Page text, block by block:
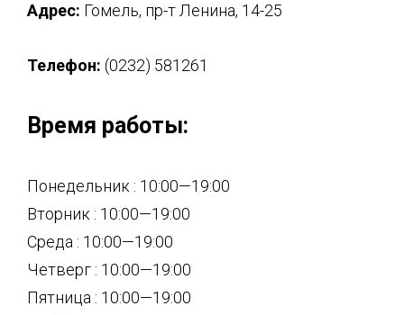
Адрес: Гомель, пр-т Ленина, 14-25
Телефон: (0232) 581261
Время работы:
Понедельник : 10:00—19:00
Вторник : 10:00—19:00
Среда : 10:00—19:00
Четверг : 10:00—19:00
Пятница : 10:00—19:00